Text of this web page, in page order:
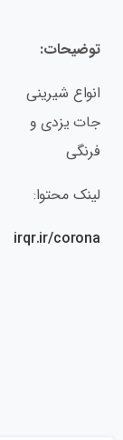
توضیحات:
انواع شیرینی
جات یزدی و
فرنگی
لینک محتوا:
irqr.ir/corona